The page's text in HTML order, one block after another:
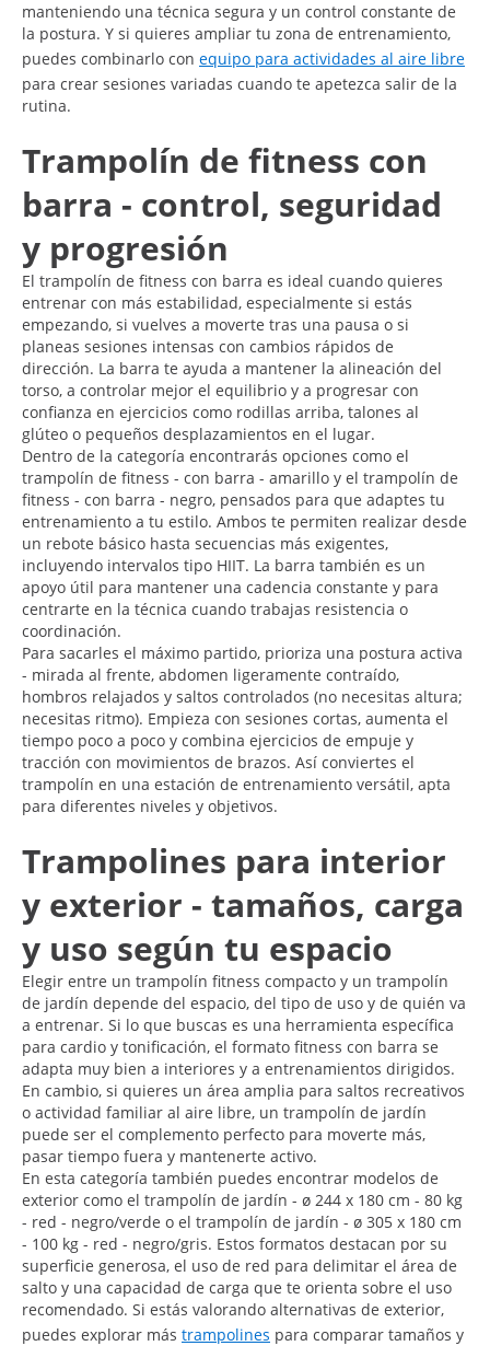
manteniendo una técnica segura y un control constante de
la postura. Y si quieres ampliar tu zona de entrenamiento,
puedes combinarlo con equipo para actividades al aire libre
para crear sesiones variadas cuando te apetezca salir de la
rutina.
Trampolín de fitness con
barra - control, seguridad
y progresión
El trampolín de fitness con barra es ideal cuando quieres
entrenar con más estabilidad, especialmente si estás
empezando, si vuelves a moverte tras una pausa o si
planeas sesiones intensas con cambios rápidos de
dirección. La barra te ayuda a mantener la alineación del
torso, a controlar mejor el equilibrio y a progresar con
confianza en ejercicios como rodillas arriba, talones al
glúteo o pequeños desplazamientos en el lugar.
Dentro de la categoría encontrarás opciones como el
trampolín de fitness - con barra - amarillo y el trampolín de
fitness - con barra - negro, pensados para que adaptes tu
entrenamiento a tu estilo. Ambos te permiten realizar desde
un rebote básico hasta secuencias más exigentes,
incluyendo intervalos tipo HIIT. La barra también es un
apoyo útil para mantener una cadencia constante y para
centrarte en la técnica cuando trabajas resistencia o
coordinación.
Para sacarles el máximo partido, prioriza una postura activa
- mirada al frente, abdomen ligeramente contraído,
hombros relajados y saltos controlados (no necesitas altura;
necesitas ritmo). Empieza con sesiones cortas, aumenta el
tiempo poco a poco y combina ejercicios de empuje y
tracción con movimientos de brazos. Así conviertes el
trampolín en una estación de entrenamiento versátil, apta
para diferentes niveles y objetivos.
Trampolines para interior
y exterior - tamaños, carga
y uso según tu espacio
Elegir entre un trampolín fitness compacto y un trampolín
de jardín depende del espacio, del tipo de uso y de quién va
a entrenar. Si lo que buscas es una herramienta específica
para cardio y tonificación, el formato fitness con barra se
adapta muy bien a interiores y a entrenamientos dirigidos.
En cambio, si quieres un área amplia para saltos recreativos
o actividad familiar al aire libre, un trampolín de jardín
puede ser el complemento perfecto para moverte más,
pasar tiempo fuera y mantenerte activo.
En esta categoría también puedes encontrar modelos de
exterior como el trampolín de jardín - ø 244 x 180 cm - 80 kg
- red - negro/verde o el trampolín de jardín - ø 305 x 180 cm
- 100 kg - red - negro/gris. Estos formatos destacan por su
superficie generosa, el uso de red para delimitar el área de
salto y una capacidad de carga que te orienta sobre el uso
recomendado. Si estás valorando alternativas de exterior,
puedes explorar más trampolines para comparar tamaños y